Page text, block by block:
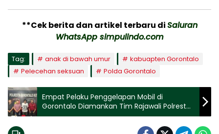
**Cek berita dan artikel terbaru diSaluran
WhatsApp simpulindo.com
Tag: anak di bawah umur
kabuapten Gorontalo
Pelecehan seksuan
Polda Gorontalo
Empat Pelaku Penggelapan Mobil di
Gorontalo Diamankan Tim Rajawali Polresta
Gorontalo Kota